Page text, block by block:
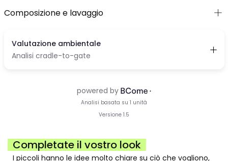
Composizione e lavaggio
Completate il vostro look
I piccoli hanno le idee molto chiare su ciò che vogliono,